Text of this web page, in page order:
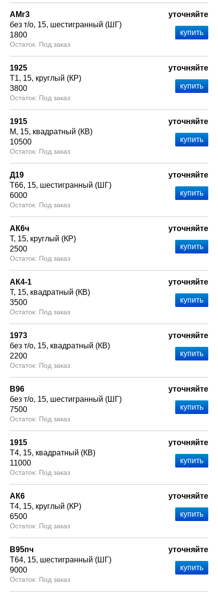
АМг3
без т/о 15 шестигранный (ШГ)
1800
Под заказ
уточняйте
1925
Т1 15 круглый (КР)
3800
Под заказ
уточняйте
1915
М
15 квадратный (КВ)
10500
Под заказ
уточняйте
Д19
Т66 15 шестигранный (ШГ)
6000
Под заказ
уточняйте
АК6ч
Т 15 круглый (КР)
2500
Под заказ
уточняйте
АК4-1
Т 15 квадратный (КВ)
3500
Под заказ
уточняйте
1973
без т/о 15 квадратный (КВ)
2200
Под заказ
уточняйте
В96
без т/о 15 шестигранный (ШГ)
7500
Под заказ
уточняйте
1915
Т4 15 квадратный (КВ)
11000
Под заказ
уточняйте
АК6
Т4 15 круглый (КР)
6500
Под заказ
уточняйте
В95пч
Т64 15 шестигранный (ШГ)
9000
Под заказ
уточняйте